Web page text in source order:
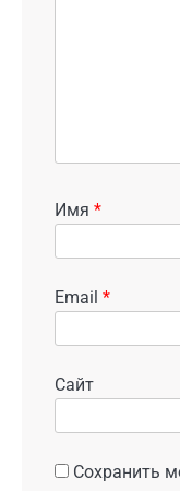
Имя *
Email *
Сайт
Сохранить